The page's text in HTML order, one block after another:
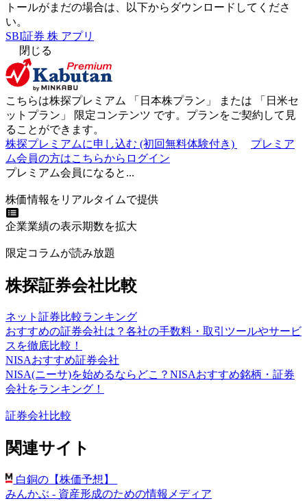
トールがまだの場合は、以下からダウンロードしてくださ
い。
SBI証券 株 アプリ
閉じる
こちらは株探プレミアム 「 日本株プラン 」 または 「 日米セ
ットプラン 」 限定コンテンツ です。プランをご契約して見
ることができます。
株探プレミアムに申し込む (初回無料体験付き)
プレミア
ム会員の方はこちらからログイン
プレミアム会員になると...
株価情報をリアルタイムで提供
企業業績の表示期数を拡大
限定コラムが読み放題
株探証券会社比較
ネット証券比較ランキング
おすすめの証券会社は？各社の手数料・取引ツールやサービ
スを徹底比較！
NISAおすすめ証券会社
NISA(ニーサ)を始めるならどこ？NISAおすすめ銘柄・証券
会社をランキング！
証券会社比較
関連サイト
白銅の【株価予想】
みんかぶ - 資産形成のための情報メディア